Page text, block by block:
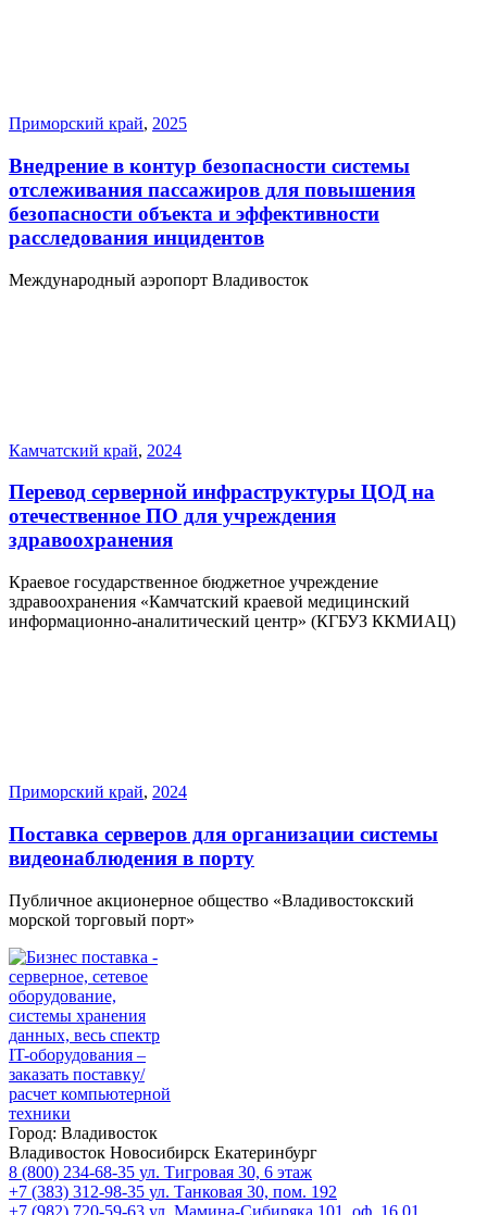
Приморский край, 2025
Внедрение в контур безопасности системы
отслеживания пассажиров для повышения
безопасности объекта и эффективности
расследования инцидентов
Международный аэропорт Владивосток
Камчатский край, 2024
Перевод серверной инфраструктуры ЦОД на
отечественное ПО для учреждения
здравоохранения
Краевое государственное бюджетное учреждение
здравоохранения «Камчатский краевой медицинский
информационно-аналитический центр» (КГБУЗ ККМИАЦ)
Приморский край, 2024
Поставка серверов для организации системы
видеонаблюдения в порту
Публичное акционерное общество «Владивостокский
морской торговый порт»
Город: Владивосток
Владивосток Новосибирск Екатеринбург
8 (800) 234-68-35 ул. Тигровая 30, 6 этаж
+7 (383) 312-98-35 ул. Танковая 30, пом. 192
+7 (982) 720-59-63 ул. Мамина-Сибиряка 101, оф. 16.01